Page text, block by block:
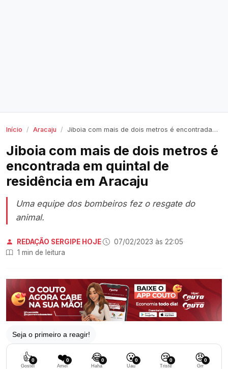
Início Aracaju Jiboia com mais de dois metros é encontrada em quintal de residência em Aracaju
Jiboia com mais de dois metros é
encontrada em quintal de
residência em Aracaju
Uma equipe dos bombeiros fez o resgate do
animal.
REDAÇÃO SERGIPE HOJE· 07/02/2023 às 22:05·
1 min de leitura
Seja o primeiro a reagir!
👍0
Gostei
❤️0
Amei
😂0
Haha
😮0
Uau
😢0
Triste
😡0
Grr